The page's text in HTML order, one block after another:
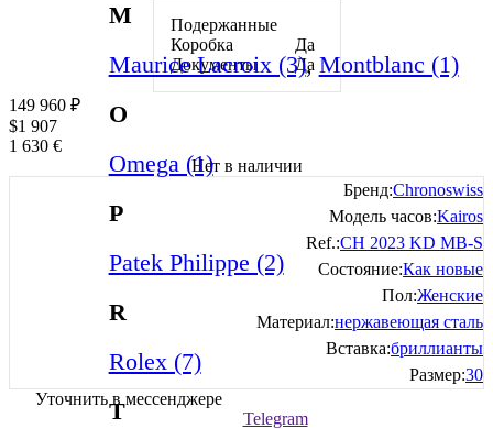
M
Maurice Lacroix (3),Montblanc (1)
O
Omega (1)
P
Patek Philippe (2)
R
Rolex (7)
T
Подержанные
Коробка
Да
Документы
Да
149 960 ₽
$1 907
1 630 €
Нет в наличии
Бренд:Chronoswiss
Модель часов:Kairos
Ref.:CH 2023 KD MB-S
Состояние:Как новые
Пол:Женские
Материал:нержавеющая сталь
Вставка:бриллианты
Размер:30
Уточнить в мессенджере
Telegram